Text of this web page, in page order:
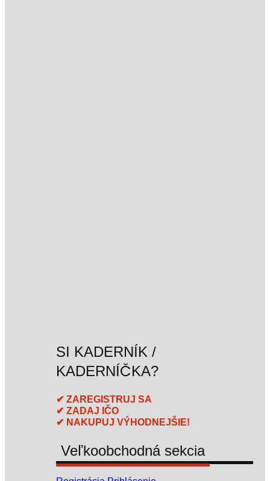
SI KADERNÍK /
KADERNÍČKA?
✔ ZAREGISTRUJ SA
✔ ZADAJ IČO
✔ NAKUPUJ VÝHODNEJŠIE!
Veľkoobchodná sekcia